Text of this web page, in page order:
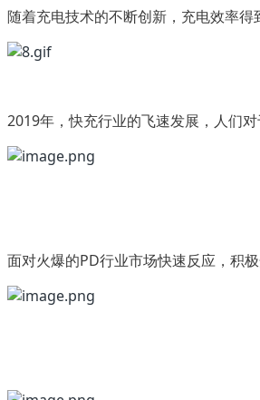
随着充电技术的不断创新，充电效率得
2019年，快充行业的飞速发展，人们
面对火爆的PD行业市场快速反应，积